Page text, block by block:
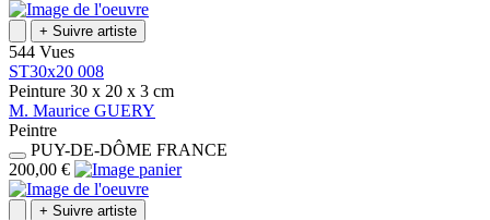
+ Suivre artiste
544 Vues
ST30x20 008
Peinture 30 x 20 x 3 cm
M. Maurice GUERY
Peintre
PUY-DE-DÔME FRANCE
200,00 €
+ Suivre artiste